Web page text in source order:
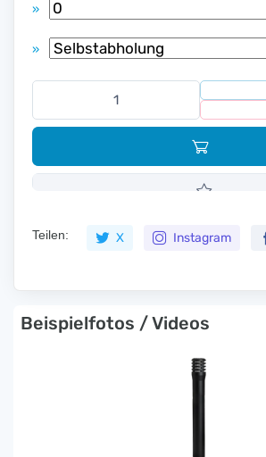
»
»
Teilen: X Instagram
Beispielfotos / Videos